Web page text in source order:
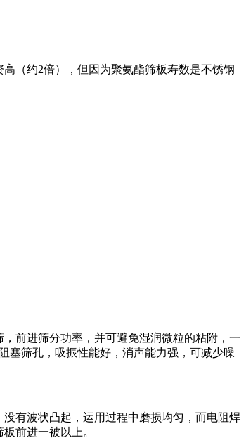
（约2倍），但因为聚氨酯筛板寿数是不锈钢
前进筛分功率，并可避免湿润微粒的粘附，一
塞筛孔，吸振性能好，消声能力强，可减少噪
有波状凸起，运用过程中磨损均匀，而电阻焊
前进一被以上。